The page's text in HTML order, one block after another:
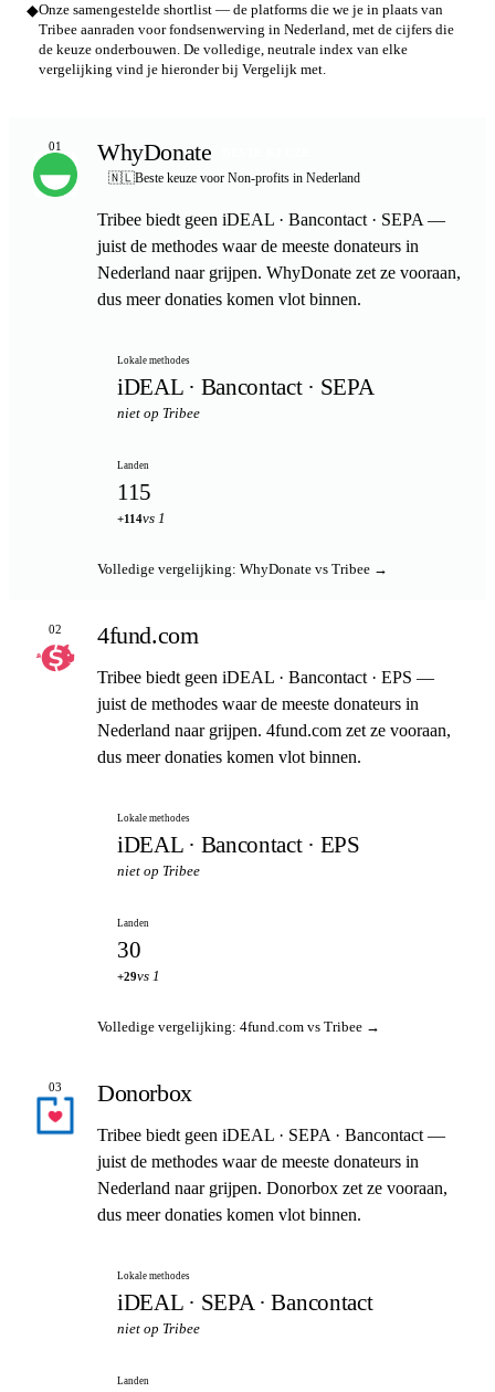
◆Onze samengestelde shortlist — de platforms die we je in plaats van
Tribee aanraden voor fondsenwerving in Nederland, met de cijfers die
de keuze onderbouwen. De volledige, neutrale index van elke
vergelijking vind je hieronder bij Vergelijk met.
01 WhyDonate
🇳🇱Beste keuze voor Non-profits in Nederland
Tribee biedt geen iDEAL · Bancontact · SEPA —
juist de methodes waar de meeste donateurs in
Nederland naar grijpen. WhyDonate zet ze vooraan,
dus meer donaties komen vlot binnen.
Lokale methodes
iDEAL · Bancontact · SEPA
niet op Tribee
Landen
115
+114vs 1
Volledige vergelijking: WhyDonate vs Tribee →
02 4fund.com
Tribee biedt geen iDEAL · Bancontact · EPS —
juist de methodes waar de meeste donateurs in
Nederland naar grijpen. 4fund.com zet ze vooraan,
dus meer donaties komen vlot binnen.
Lokale methodes
iDEAL · Bancontact · EPS
niet op Tribee
Landen
30
+29vs 1
Volledige vergelijking: 4fund.com vs Tribee →
03 Donorbox
Tribee biedt geen iDEAL · SEPA · Bancontact —
juist de methodes waar de meeste donateurs in
Nederland naar grijpen. Donorbox zet ze vooraan,
dus meer donaties komen vlot binnen.
Lokale methodes
iDEAL · SEPA · Bancontact
niet op Tribee
Landen